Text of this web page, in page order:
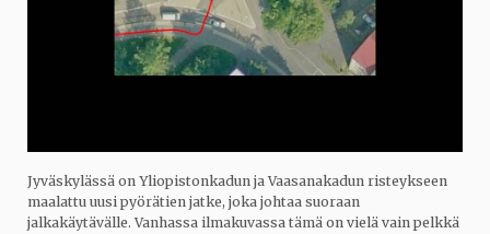
Jyväskylässä on Yliopistonkadun ja Vaasanakadun risteykseen
maalattu uusi pyörätien jatke, joka johtaa suoraan
jalkakäytävälle. Vanhassa ilmakuvassa tämä on vielä vain pelkkä